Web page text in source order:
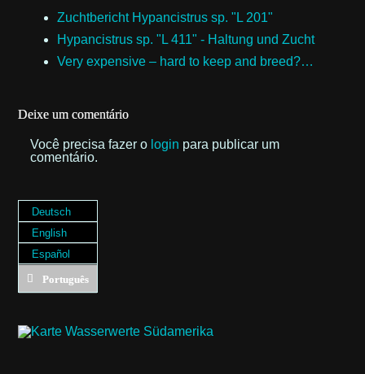
Zuchtbericht Hypancistrus sp. "L 201"
Hypancistrus sp. "L 411" - Haltung und Zucht
Very expensive – hard to keep and breed?…
Deixe um comentário
Você precisa fazer o login para publicar um
comentário.
Deutsch
English
Español
Português